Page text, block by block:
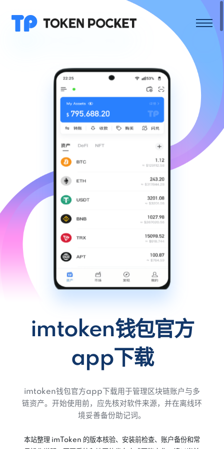
imtoken钱包官方
app下载
imtoken钱包官方app下载用于管理区块链账户与多
链资产。开始使用前，应先核对软件来源，并在离线环
境妥善备份助记词。
本站整理 imToken 的版本核验、安装前检查、账户备份和常